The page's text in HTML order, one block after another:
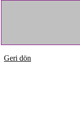
Geri dön